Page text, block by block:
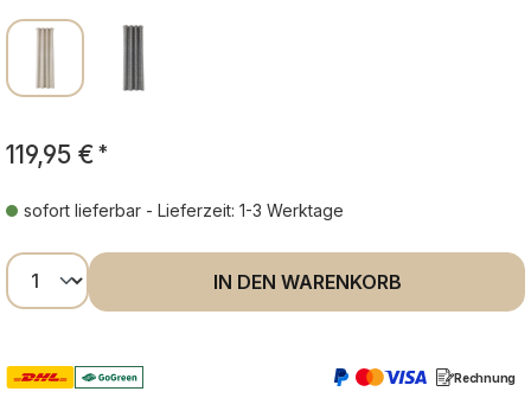
119,95 € *
sofort lieferbar - Lieferzeit: 1-3 Werktage
Produkt Anzahl: Gib den gewünschten
IN DEN WARENKORB
Rechnung